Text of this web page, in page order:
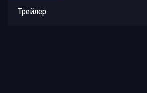
Трейлер